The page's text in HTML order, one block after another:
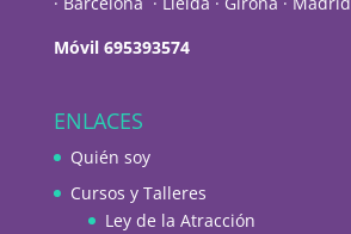
Móvil 695393574
ENLACES
Quién soy
Cursos y Talleres
Ley de la Atracción